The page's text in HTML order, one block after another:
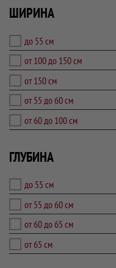
ШИРИНА
до 55 см
от 100 до 150 см
от 150 см
от 55 до 60 см
от 60 до 100 см
ГЛУБИНА
до 55 см
от 55 до 60 см
от 60 до 65 см
от 65 см